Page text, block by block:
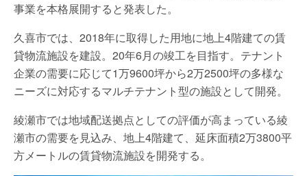
事業を本格展開すると発表した。
久喜市では、2018年に取得した用地に地上4階建ての賃
貸物流施設を建設。20年6月の竣工を目指す。テナント
企業の需要に応じて1万9600坪から2万2500坪の多様な
ニーズに対応するマルチテナント型の施設として開発。
綾瀬市では地域配送拠点としての評価が高まっている綾
瀬市の需要を見込み、地上4階建て、延床面積2万3800平
方メートルの賃貸物流施設を開発する。